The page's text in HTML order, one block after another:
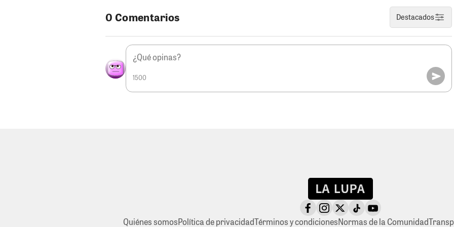
0 Comentarios Destacados
1500
Quiénes somosPolítica de privacidadTérminos y condicionesNormas de la Comunidad